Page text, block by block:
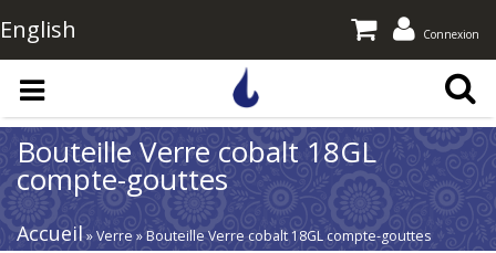
Aller au contenu principal
English Connexion
Bouteille Verre cobalt 18GL
compte-gouttes
Accueil » Verre » Bouteille Verre cobalt 18GL compte-gouttes